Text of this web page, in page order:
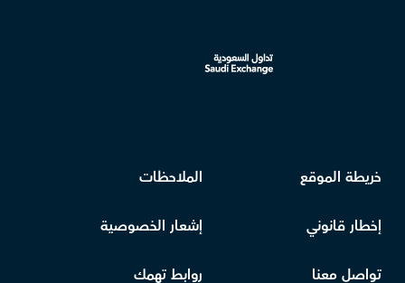
خريطة الموقع الملاحظات
إخطار قانوني إشعار الخصوصية
تواصل معنا روابط تهمك